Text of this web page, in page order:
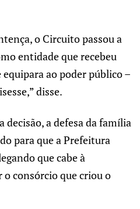
o Circuito passou a
entidade que recebeu
ao poder público –
disse.
decisão, a defesa da família
para que a Prefeitura
que cabe à
consórcio que criou o